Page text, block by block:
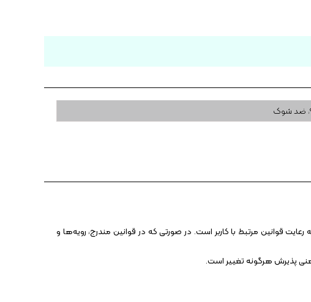
قوانین مرتبط با کاربر است. در صورتی که در قوانین مندرج، رویه‏‌ها و
پذیرش هرگونه تغییر است.